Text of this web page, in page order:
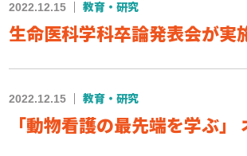
2022.12.15 教育・研究
生命医科学科卒論発表会が実
2022.12.15 教育・研究
「動物看護の最先端を学ぶ